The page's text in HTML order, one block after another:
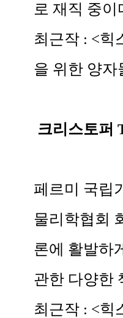
로 재직 중이
최근작 : <힉
을 위한 양자
크리스토퍼
페르미 국립
물리학협회
론에 활발하
관한 다양한
최근작 : <힉